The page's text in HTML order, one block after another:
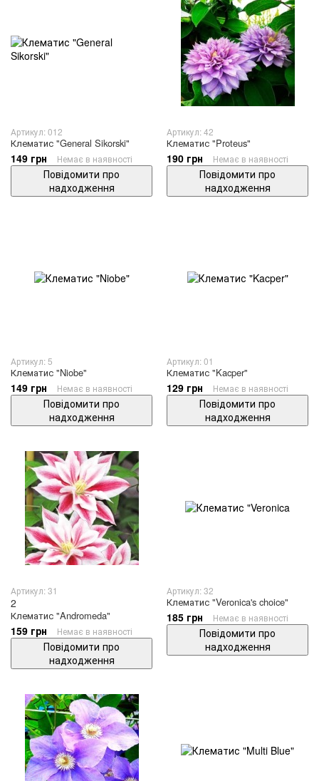
Артикул: 012
Клематис "General Sikorski"
149 грн Немає в наявності
Повідомити про
надходження
Артикул: 42
Клематис "Proteus"
190 грн Немає в наявності
Повідомити про
надходження
Артикул: 5
Клематис "Niobe"
149 грн Немає в наявності
Повідомити про
надходження
Артикул: 01
Клематис "Kacper"
129 грн Немає в наявності
Повідомити про
надходження
Артикул: 31
2
Клематис "Andromeda"
159 грн Немає в наявності
Повідомити про
надходження
Артикул: 32
Клематис "Veronica's choice"
185 грн Немає в наявності
Повідомити про
надходження